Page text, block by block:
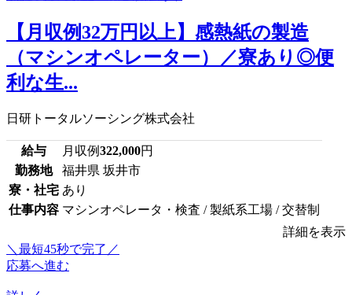
【月収例32万円以上】感熱紙の製造
（マシンオペレーター）／寮あり◎便
利な生...
日研トータルソーシング株式会社
給与 月収例322,000円
勤務地
福井県 坂井市
寮・社宅 あり
仕事内容 マシンオペレータ・検査 / 製紙系工場 / 交替制
詳細を表示
＼最短45秒で完了／
応募へ進む